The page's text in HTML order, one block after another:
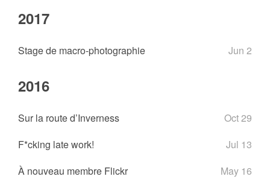
2017
Stage de macro-photographie Jun 2
2016
Sur la route d’Inverness
Oct 29
F*cking late work!
Jul 13
À nouveau membre Flickr
May 16